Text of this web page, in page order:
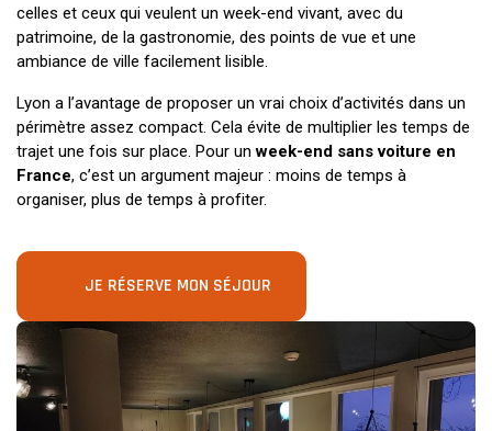
celles et ceux qui veulent un week-end vivant, avec du
patrimoine, de la gastronomie, des points de vue et une
ambiance de ville facilement lisible.
Lyon a l’avantage de proposer un vrai choix d’activités dans un
périmètre assez compact. Cela évite de multiplier les temps de
trajet une fois sur place. Pour unweek-end sans voiture en
France, c’est un argument majeur : moins de temps à
organiser, plus de temps à profiter.
JE RÉSERVE MON SÉJOUR